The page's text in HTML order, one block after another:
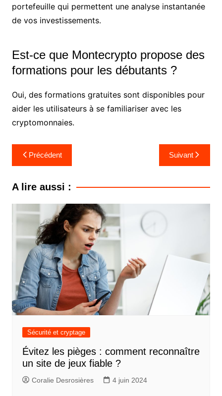
portefeuille qui permettent une analyse instantanée
de vos investissements.
Est-ce que Montecrypto propose des
formations pour les débutants ?
Oui, des formations gratuites sont disponibles pour
aider les utilisateurs à se familiariser avec les
cryptomonnaies.
Navigation
de
l’article
Précédent Suivant
A lire aussi :
Sécurité et cryptage
Évitez les pièges : comment reconnaître
un site de jeux fiable ?
Coralie Desrosières 4 juin 2024